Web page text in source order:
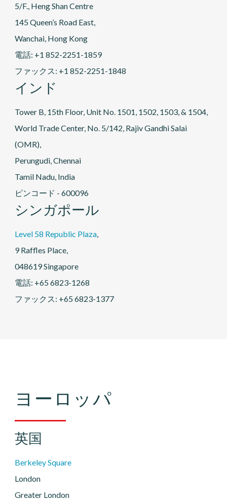
5/F., Heng Shan Centre
145 Queen’s Road East,
Wanchai, Hong Kong
電話: +1 852-2251-1859
ファックス: +1 852-2251-1848
インド
Tower B, 15th Floor, Unit No. 1501, 1502, 1503, & 1504,
World Trade Center, No. 5/142, Rajiv Gandhi Salai
(OMR),
Perungudi, Chennai
Tamil Nadu, India
ピンコード - 600096
シンガポール
Level 58 Republic Plaza,
9 Raffles Place,
048619 Singapore
電話: +65 6823-1268
ファックス: +65 6823-1377
ヨーロッパ
英国
Berkeley Square
London
Greater London